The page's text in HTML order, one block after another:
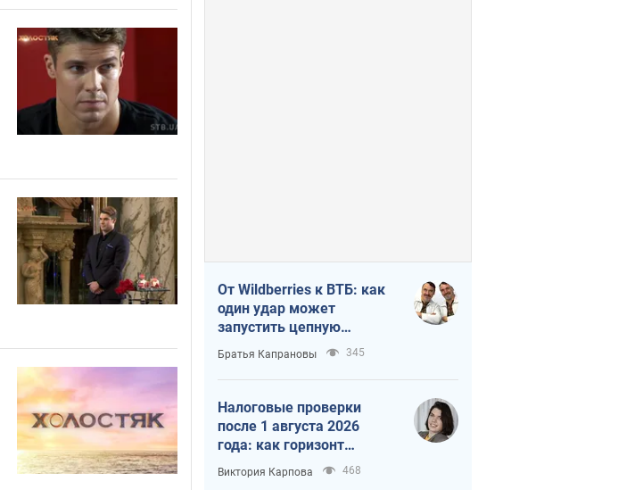
От Wildberries к ВТБ: как
один удар может
запустить цепную
реакцию в России
Братья Капрановы 345
Налоговые проверки
после 1 августа 2026
года: как горизонт
контроля сокращается с
6,5 до 3 лет
Виктория Карпова 468